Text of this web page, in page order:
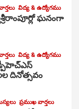
విద్య & ఉద్యోగము
ఘనంగా
విద్య & ఉద్యోగము
దినోత్సవం
ప్రముఖ వార్తలు